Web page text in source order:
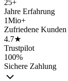
25+
Jahre Erfahrung
1Mio+
Zufriedene Kunden
4.7★
Trustpilot
100%
Sichere Zahlung